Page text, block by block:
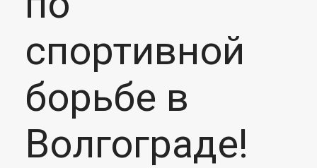
спортивной
борьбе в
Волгограде!